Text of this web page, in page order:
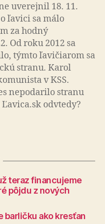
uverejnil 18. 11.
ľavici sa málo
za hodný
Od roku 2012 sa
týmto ľavičiarom sa
stranu. Karol
v KSS.
nepodarilo stranu
odvtedy?
teraz financujeme
pôjdu z nových
barličku ako kresťan